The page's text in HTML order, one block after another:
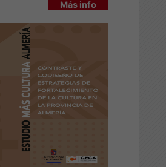
Más info